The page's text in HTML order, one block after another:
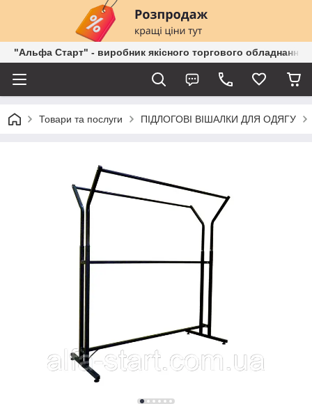
"Альфа Старт" - виробник якісного торгового обладнання
Товари та послуги ПІДЛОГОВІ ВІШАЛКИ ДЛЯ ОДЯГУ